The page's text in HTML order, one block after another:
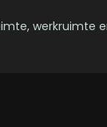
werkruimte